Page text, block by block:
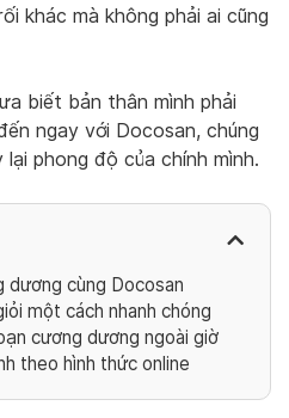
khác mà không phải ai cũng
biết bản thân mình phải
ngay với Docosan, chúng
phong độ của chính mình.
dương cùng Docosan
một cách nhanh chóng
cương dương ngoài giờ
theo hình thức online